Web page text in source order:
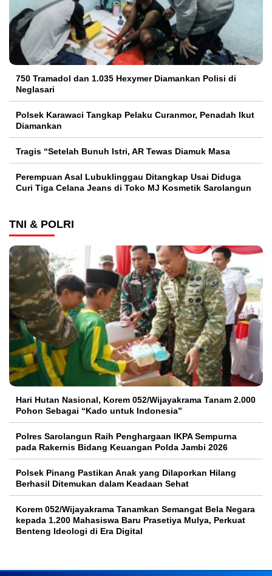
750 Tramadol dan 1.035 Hexymer Diamankan Polisi di
Neglasari
Polsek Karawaci Tangkap Pelaku Curanmor, Penadah Ikut
Diamankan
Tragis “Setelah Bunuh Istri, AR Tewas Diamuk Masa
Perempuan Asal Lubuklinggau Ditangkap Usai Diduga
Curi Tiga Celana Jeans di Toko MJ Kosmetik Sarolangun
TNI & POLRI
Hari Hutan Nasional, Korem 052/Wijayakrama Tanam 2.000
Pohon Sebagai “Kado untuk Indonesia”
Polres Sarolangun Raih Penghargaan IKPA Sempurna
pada Rakernis Bidang Keuangan Polda Jambi 2026
Polsek Pinang Pastikan Anak yang Dilaporkan Hilang
Berhasil Ditemukan dalam Keadaan Sehat
Korem 052/Wijayakrama Tanamkan Semangat Bela Negara
kepada 1.200 Mahasiswa Baru Prasetiya Mulya, Perkuat
Benteng Ideologi di Era Digital